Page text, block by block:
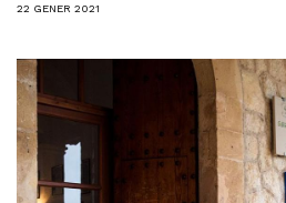
22 GENER 2021